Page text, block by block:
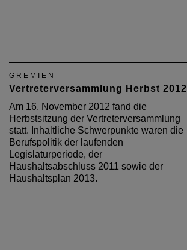
GREMIEN
Vertreterversammlung Herbst 2012
Am 16. November 2012 fand die
Herbstsitzung der Vertreterversammlung
statt. Inhaltliche Schwerpunkte waren die
Berufspolitik der laufenden
Legislaturperiode, der
Haushaltsabschluss 2011 sowie der
Haushaltsplan 2013.